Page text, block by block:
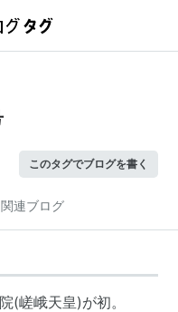
このタグでブログを書く
関連ブログ
(嵯峨天皇)が初。